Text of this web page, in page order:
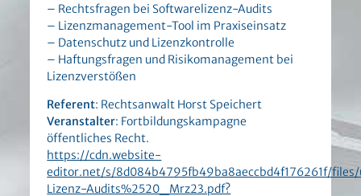
– Rechtsfragen bei Softwarelizenz-Audits
– Lizenzmanagement-Tool im Praxiseinsatz
– Datenschutz und Lizenzkontrolle
– Haftungsfragen und Risikomanagement bei
Lizenzverstößen
Referent: Rechtsanwalt Horst Speichert
Veranstalter: Fortbildungskampagne
öffentliches Recht.
https://cdn.website-
editor.net/s/8d084b4795fb49ba8aeccbd4f176261f/
Lizenz-Audits%2520_Mrz23.pdf?